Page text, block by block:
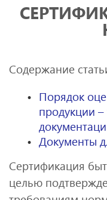
Содержание
Порядок
продукции
Документы
Сертификация
целью